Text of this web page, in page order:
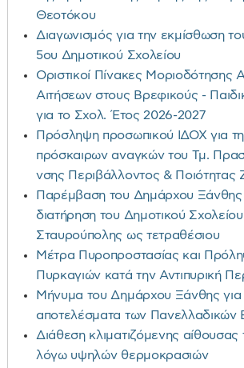
Θεοτόκου
Διαγωνισμός για την εκμίσθωση
5ου Δημοτικού Σχολείου
Οριστικοί Πίνακες Μοριοδότησης
Αιτήσεων στους Βρεφικούς -
για το Σχολ. Έτος 2026-2027
Πρόσληψη προσωπικού ΙΔΟΧ για
πρόσκαιρων αναγκών του Τμ.
νσης Περιβάλλοντος & Ποιότητας
Παρέμβαση του Δημάρχου Ξάνθης
διατήρηση του Δημοτικού Σχολείου
Σταυρούπολης ως τετραθέσιου
Μέτρα Πυροπροστασίας και
Πυρκαγιών κατά την Αντιπυρική
Μήνυμα του Δημάρχου Ξάνθης για
αποτελέσματα των Πανελλαδικών
Διάθεση κλιματιζόμενης
λόγω υψηλών θερμοκρασιών